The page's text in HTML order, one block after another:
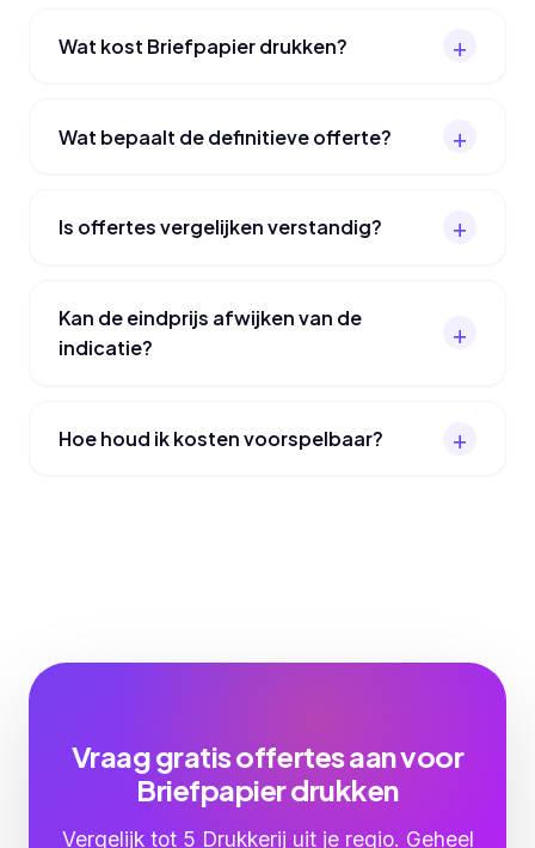
Wat kost Briefpapier drukken?
Wat bepaalt de definitieve offerte?
Is offertes vergelijken verstandig?
Kan de eindprijs afwijken van de
indicatie?
Hoe houd ik kosten voorspelbaar?
Vraag gratis offertes aan voor
Briefpapier drukken
Vergelijk tot 5 Drukkerij uit je regio. Geheel